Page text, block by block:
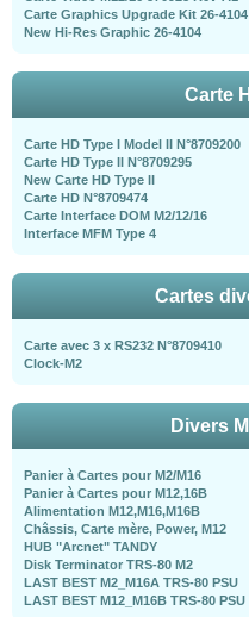
Carte Graphics Upgrade Kit 26-4104
New Hi-Res Graphic 26-4104
Carte
Carte HD Type I Model II N°8709200
Carte HD Type II N°8709295
New Carte HD Type II
Carte HD N°8709474
Carte Interface DOM M2/12/16
Interface MFM Type 4
Cartes
Carte avec 3 x RS232 N°8709410
Clock-M2
Divers
Panier à Cartes pour M2/M16
Panier à Cartes pour M12,16B
Alimentation M12,M16,M16B
Châssis, Carte mère, Power, M12
HUB "Arcnet" TANDY
Disk Terminator TRS-80 M2
LAST BEST M2_M16A TRS-80 PSU
LAST BEST M12_M16B TRS-80 PSU